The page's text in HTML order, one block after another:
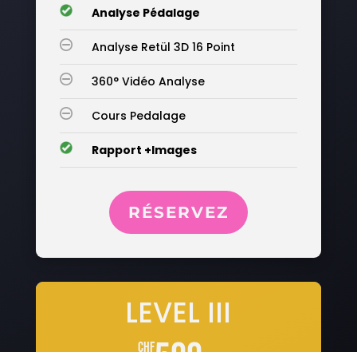
__ Analyse Pédalage
__ Analyse Retül 3D 16 Point
__ 360° Vidéo Analyse
__ Cours Pedalage
__ Rapport +Images
RÉSERVEZ
LEVEL III
chf